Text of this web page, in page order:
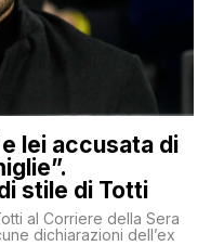
lei accusata di
stile di Totti
al Corriere della Sera
dichiarazioni dell’ex